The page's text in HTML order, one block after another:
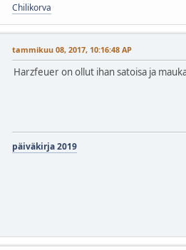
Chilikorva
tammikuu 08, 2017, 10:16:48 AP
Harzfeuer on ollut ihan satoisa ja
päiväkirja 2019